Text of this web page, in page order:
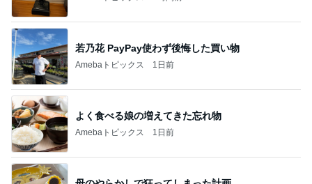
若乃花 PayPay使わず後悔した買い物
Amebaトピックス 1日前
よく食べる娘の増えてきた忘れ物
Amebaトピックス 1日前